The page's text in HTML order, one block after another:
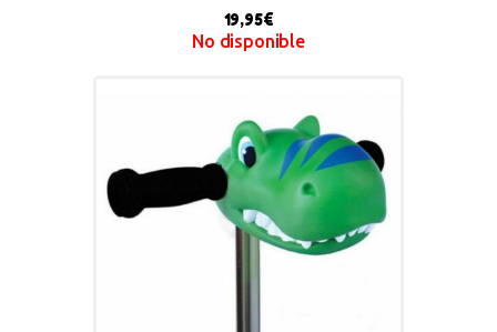
19,95€
No disponible